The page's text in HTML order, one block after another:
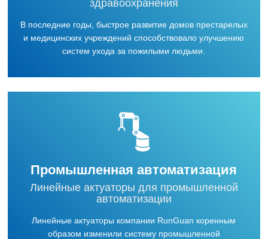
здравоохранения
В последние годы, быстрое развитие домов престарелых
и медицинских учреждений способствовало улучшению
систем ухода за пожилыми людьми.
Промышленная автоматизация
Линейные актуаторы для промышленной
автоматизации
Линейные актуаторы компании RunGuan коренным
образом изменили систему промышленной